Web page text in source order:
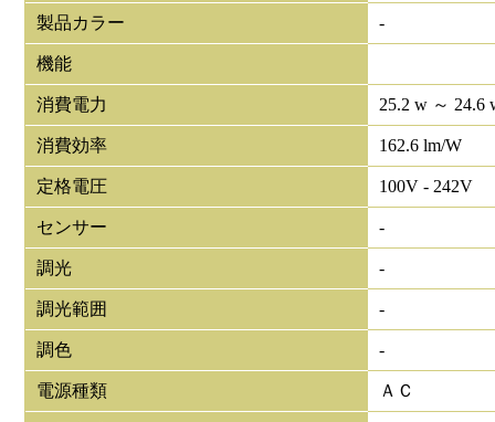
製品カラー -
機能
消費電力 25.2 w ～ 24.6
消費効率 162.6 lm/W
定格電圧 100V - 242V
センサー -
調光 -
調光範囲 -
調色 -
電源種類 ＡＣ